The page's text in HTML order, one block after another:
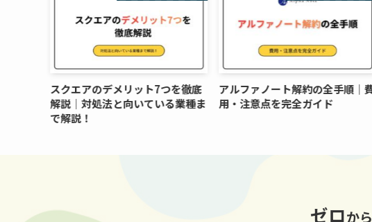
スクエアのデメリット7つを徹底
解説｜対処法と向いている業種ま
で解説！
アルファノート解約の全手順｜
用・注意点を完全ガイド
ゼロか